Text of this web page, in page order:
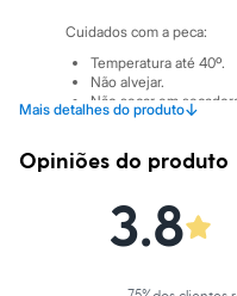
Moda íntima
Cintas e Modeladores
Pijamas
Moda praia
Biquínis
Saídas de praia
Personagens
Blusas e Camisetas
Mais detalhes do produto↓
Cuidados com a peca:
Temperatura até 40º.
Não alvejar.
Não secar em
Secar na vertical.
Lavar a seco.
Não limpar a úmido.
Opiniões do produto
3.8